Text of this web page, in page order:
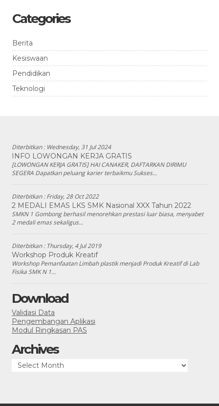
Categories
Berita
Kesiswaan
Pendidikan
Teknologi
Diterbitkan : Wednesday, 31 Jul 2024
INFO LOWONGAN KERJA GRATIS
[LOWONGAN KERJA GRATIS] HAI CANAKER, DAFTARKAN DIRIMU
SEGERA Dapatkan peluang karier terbaikmu Sukses...
Diterbitkan :Friday, 28 Oct 2022
2 MEDALI EMAS LKS SMK Nasional XXX Tahun 2022
SMKN 1 Gombong berhasil menorehkan prestasi luar biasa, menyabet
2 medali emas sekaligus...
Diterbitkan : Thursday, 4 Jul 2019
Workshop Produk Kreatif
Workshop Pemanfaatan Limbah plastik menjadi Produk Kreatif di Lab
Fisika SMK N 1...
Download
Validasi Data
Pengembangan Aplikasi
Modul Ringkasan PAS
Archives
Archives